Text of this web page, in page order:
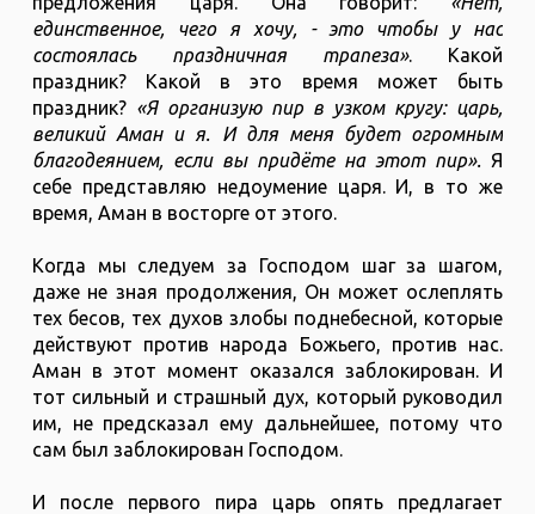
единственное, чего я хочу, - это чтобы у нас
состоялась праздничная трапеза». Какой
праздник? Какой в это время может быть
праздник? «Я организую пир в узком кругу: царь,
великий Аман и я. И для меня будет огромным
благодеянием, если вы придёте на этот пир». Я
себе представляю недоумение царя. И, в то же
время, Аман в восторге от этого.
Когда мы следуем за Господом шаг за шагом,
даже не зная продолжения, Он может ослеплять
тех бесов, тех духов злобы поднебесной, которые
действуют против народа Божьего, против нас.
Аман в этот момент оказался заблокирован. И
тот сильный и страшный дух, который руководил
им, не предсказал ему дальнейшее, потому что
сам был заблокирован Господом.
И после первого пира царь опять предлагает